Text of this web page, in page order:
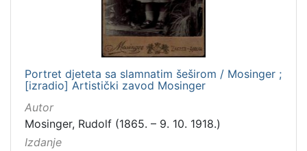
Portret djeteta sa slamnatim šeširom / Mosinger ;
[izradio] Artistički zavod Mosinger
Autor
Mosinger, Rudolf (1865. – 9. 10. 1918.)
Izdanje